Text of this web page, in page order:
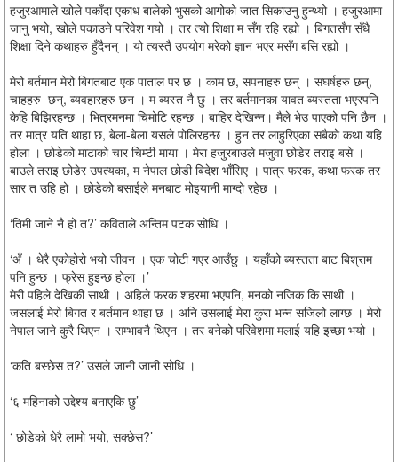
हजुरआमाले खोले पकाँदा एकाध बालेको भुसको आगोको जात सिकाउनु हुन्थ्यो । हजुरआमा
जानु भयो, खोले पकाउने परिवेश गयो । तर त्यो शिक्षा म सँग रहि रह्यो । बिगतसँग सँधै
शिक्षा दिने कथाहरु हुँदैनन् । यो त्यस्तै उपयोग मरेको ज्ञान भएर मसँग बसि रह्यो ।
मेरो बर्तमान मेरो बिगतबाट एक पाताल पर छ । काम छ, सपनाहरु छन् । सघर्षहरु छन्,
चाहहरु छन्, ब्यवहारहरु छन । म ब्यस्त नै छु । तर बर्तमानका यावत ब्यस्तता भएरपनि
केहि बिझिरहन्छ । भित्रमनमा चिमोटि रहन्छ । बाहिर देखिन्न। मैले भेउ पाएको पनि छैन ।
तर मात्र यति थाहा छ, बेला-बेला यसले पोलिरहन्छ । हुन तर लाहुरिएका सबैको कथा यहि
होला । छोडेको माटाको चार चिम्टी माया । मेरा हजुरबाउले मजुवा छोडेर तराइ बसे ।
बाउले तराइ छोडेर उपत्यका, म नेपाल छोडी बिदेश भाँसिए । पात्र फरक, कथा फरक तर
सार त उहि हो । छोडेको बसाईले मनबाट मोइयानी माग्दो रहेछ ।
‘तिमी जाने नै हो त?’ कविताले अन्तिम पटक सोधि ।
‘अँ । धेरै एकोहोरो भयो जीवन । एक चोटी गएर आउँछु । यहाँको ब्यस्तता बाट बिश्राम
पनि हुन्छ । फ्रेस हुइन्छ होला ।’
मेरी पहिले देखिकी साथी । अहिले फरक शहरमा भएपनि, मनको नजिक कि साथी ।
जसलाई मेरो बिगत र बर्तमान थाहा छ । अनि उसलाई मेरा कुरा भन्न सजिलो लाग्छ । मेरो
नेपाल जाने कुरै थिएन । सम्भावनै थिएन । तर बनेको परिवेशमा मलाई यहि इच्छा भयो ।
‘कति बस्छेस त?’ उसले जानी जानी सोधि ।
‘६ महिनाको उद्देश्य बनाएकि छु’
‘ छोडेको धेरै लामो भयो, सक्छेस?’